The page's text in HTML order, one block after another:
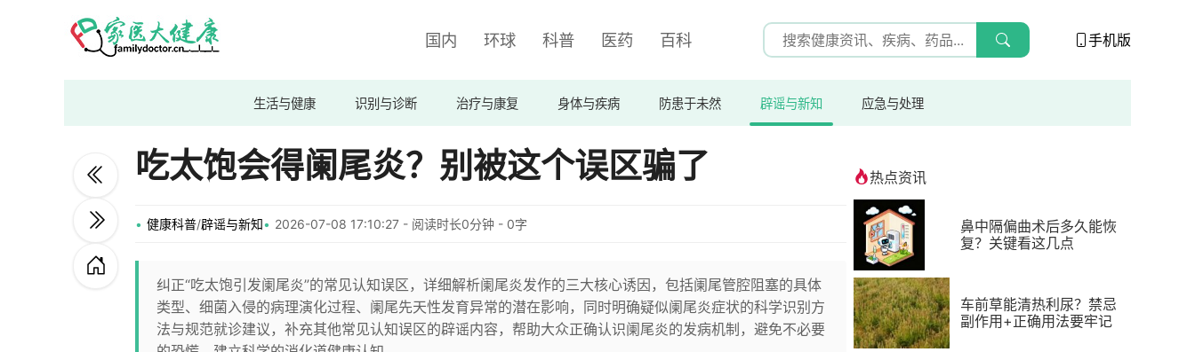
国内 环球 科普 医药 百科 手机版
生活与健康 识别与诊断 治疗与康复 身体与疾病 防患于未然 辟谣与新知 应急与处理
吃太饱会得阑尾炎？别被这个误区骗了
健康科普/辟谣与新知 2026-07-08 17:10:27 - 阅读时长0分钟 - 0字
纠正“吃太饱引发阑尾炎”的常见认知误区，详细解析阑尾炎发作的三大核心诱因，包括阑尾管腔阻塞的具体
类型、细菌入侵的病理演化过程、阑尾先天性发育异常的潜在影响，同时明确疑似阑尾炎症状的科学识别方
法与规范就诊建议，补充其他常见认知误区的辟谣内容，帮助大众正确认识阑尾炎的发病机制，避免不必要
热点资讯
鼻中隔偏曲术后多久能恢
复？关键看这几点
车前草能清热利尿？禁忌
副作用+正确用法要牢记